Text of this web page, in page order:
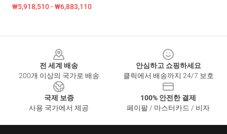
₩5,918,510 - ₩6,883,110
전 세계 배송
200개 이상의 국가로 배송
안심하고 쇼핑하세요
클릭에서 배송까지 24/7 보호
국제 보증
사용 국가에서 제공
100% 안전한 결제
페이팔 / 마스터카드 / 비자